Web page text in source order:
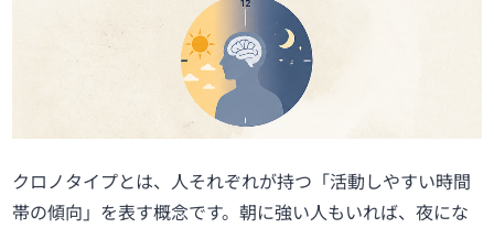
クロノタイプとは、人それぞれが持つ「活動しやすい時間
帯の傾向」を表す概念です。朝に強い人もいれば、夜にな